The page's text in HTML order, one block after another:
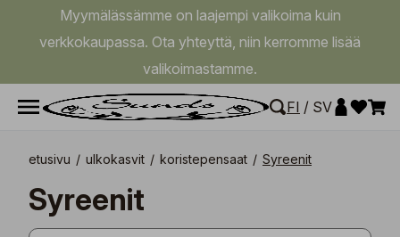
Myymälässämme on laajempi valikoima kuin
verkkokaupassa. Ota yhteyttä, niin kerromme lisää
valikoimastamme.
FI / SV
etusivu / ulkokasvit / koristepensaat / Syreenit
Syreenit